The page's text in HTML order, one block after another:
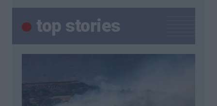
top stories